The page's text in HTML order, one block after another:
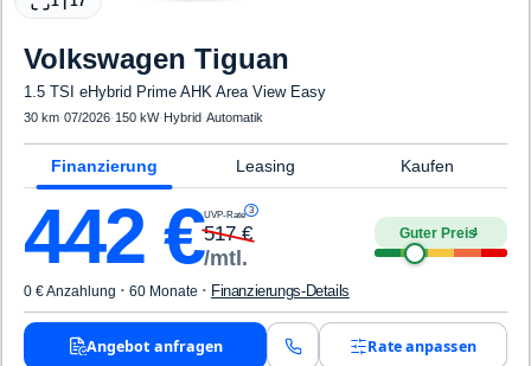
Volkswagen Tiguan
1.5 TSI eHybrid Prime AHK Area View Easy
30 km·07/2026· 150 kW· Hybrid·Automatik
Finanzierung Leasing Kaufen
442 €UVP-Rate 3
517€
/mtl.
Guter Preis4
0 € Anzahlung · 60 Monate · Finanzierungs-Details
Angebot anfragen Rate anpassen